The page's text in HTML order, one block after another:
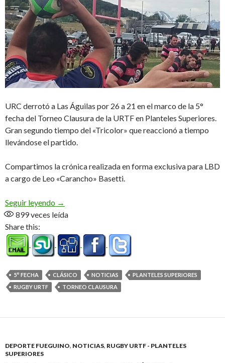
URC derrotó a Las Águilas por 26 a 21 en el marco de la 5°
fecha del Torneo Clausura de la URTF en Planteles Superiores.
Gran segundo tiempo del «Tricolor» que reaccionó a tiempo
llevándose el partido.
Compartimos la crónica realizada en forma exclusiva para LBD
a cargo de Leo «Carancho» Basetti.
Seguir leyendo Clásico visitante
→
899veces leída
Share this:
5° FECHA CLÁSICO NOTICIAS
PLANTELES SUPERIORES
RUGBY URTF
TORNEO CLAUSURA
DEPORTE FUEGUINO, NOTICIAS, RUGBY URTF - PLANTELES
SUPERIORES